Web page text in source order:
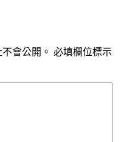
會公開。 必填欄位標示